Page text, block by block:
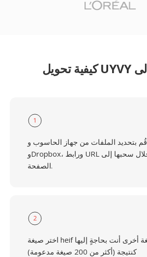
1
قُم بتحديد الملفات من جهاز الحاسوب وGoogle Drive
وDropbox، ورابط URL أو من خلال سحبها إلى
الصفحة.
2
اختر صيغة heif أو أية صيغة أخرى أنت بحاجةٍ إليها
كنتيجة (أكثر من 200 صيغة مدعومة)